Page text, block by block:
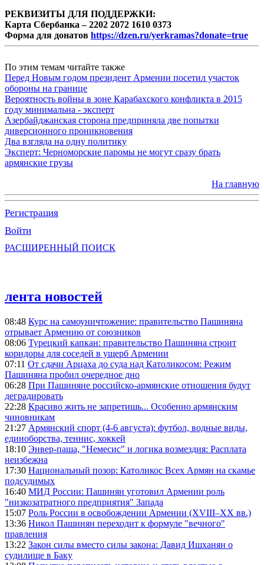
РЕКВИЗИТЫ ДЛЯ ПОДДЕРЖКИ:
Карта Сбербанка – 2202 2072 1610 0373
Форма для донатов https://dzen.ru/yerkramas?donate=true
По этим темам читайте также
Перед Новым годом президент Армении посетил участок
обороны на границе
Вероятность войны в зоне Карабахского конфликта в 2015
году минимальна - эксперт
Азербайджанская сторона предприняла две попытки
диверсионного проникновения
Два взгляда на одну политику
Эксперт: Черноморские паромы не могут сразу брать
армянские грузы
На главную
Регистрация
Войти
РАСШИРЕННЫЙ ПОИСК
лента новостей
08:48 Курс на самоуничтожение: правительство Пашиняна
отрывает Армению от союзников
08:06 Турецкий капкан: правительство Пашиняна строит
коридоры для соседей в ущерб Армении
07:11 От сдачи Арцаха до суда над Католикосом: Режим
Пашиняна пробил очередное дно
06:28 При Пашиняне российско-армянские отношения будут
деградировать
22:28 Красиво жить не запретишь... Особенно армянским
чиновникам
21:27 Армянский спорт (4-6 августа): футбол, водные виды,
единоборства, теннис, хоккей
18:10 Энвер-паша, "Немесис" и логика возмездия: Расплата
неизбежна
17:30 Национальный позор: Католикос Всех Армян на скамье
подсудимых
16:40 МИД России: Пашинян уготовил Армении роль
"низкозатратного предприятия" Запада
15:07 Роль России в освобождении Армении (XVIII–XX вв.)
13:36 Никол Пашинян переходит к формуле "вечного"
правления
13:22 Закон силы вместо силы закона: Давид Ишханян о
судилище в Баку